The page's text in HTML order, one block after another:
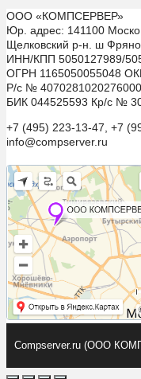
ООО «КОМПСЕРВЕР»
Юр. адрес: 141100
Щелковский р-н. ш
ИНН/КПП 5050127989/
ОГРН 1165050055048
Р/с №
БИК 044525593 Кр/с №
+7 (495) 223-13-47, +7
info@compserver.ru
Compserver.ru (ООО